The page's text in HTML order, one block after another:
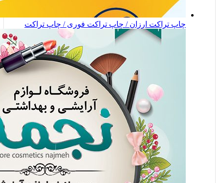
چاپ تراکت ارزان / چاپ تراکت فوری / چاپ تراکت